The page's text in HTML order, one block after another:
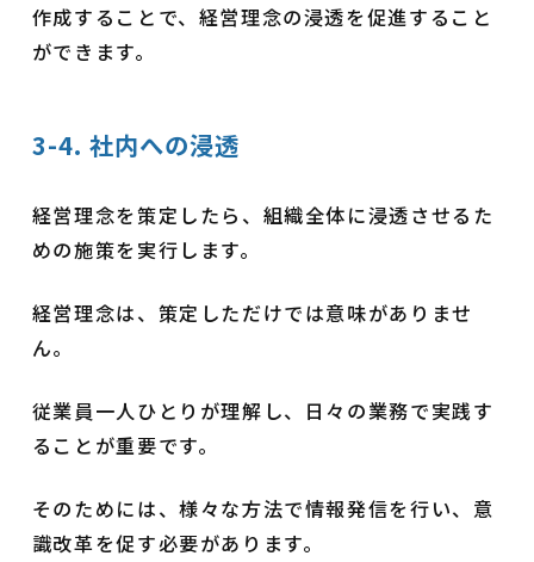
作成することで、経営理念の浸透を促進すること
ができます。
3-4. 社内への浸透
経営理念を策定したら、組織全体に浸透させるた
めの施策を実行します。
経営理念は、策定しただけでは意味がありませ
ん。
従業員一人ひとりが理解し、日々の業務で実践す
ることが重要です。
そのためには、様々な方法で情報発信を行い、意
識改革を促す必要があります。